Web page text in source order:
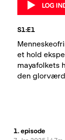
LOG
S1:E1
et hold
mayafolkets
den
1. episode